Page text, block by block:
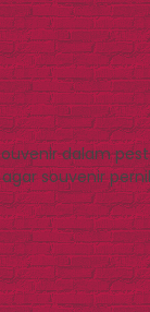
dalam
souvenir